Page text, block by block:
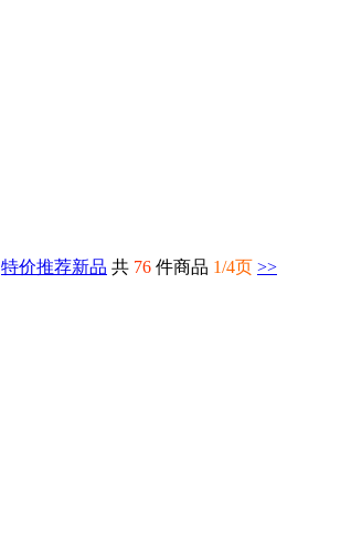
特价推荐新品 共 76 件商品 1/4页 >>